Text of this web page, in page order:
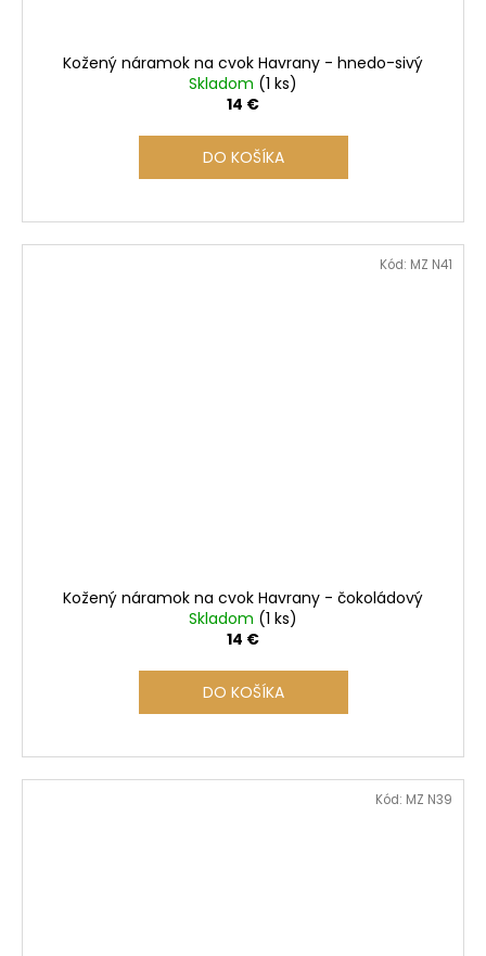
Kožený náramok na cvok Havrany - hnedo-sivý
Skladom (1 ks)
14 €
DO KOŠÍKA
Kožený náramok na cvok Havrany - čokoládový
Skladom (1 ks)
14 €
DO KOŠÍKA
Kód: MZ N41
Kód: MZ N39